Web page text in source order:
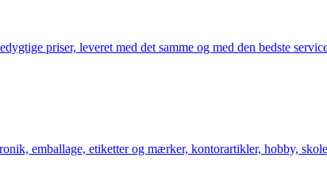
priser, leveret med det samme og med den bedste
emballage, etiketter og mærker, kontorartikler, hobby,